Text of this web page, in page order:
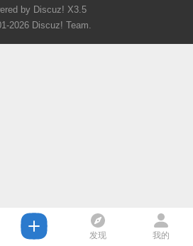
by Discuz! X3.5
2026 Discuz! Team.
发现 我的